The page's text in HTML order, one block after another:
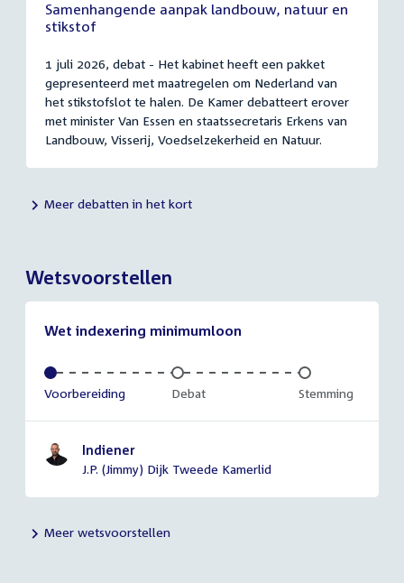
Samenhangende aanpak landbouw, natuur en
stikstof
1 juli 2026, debat - Het kabinet heeft een pakket
gepresenteerd met maatregelen om Nederland van
het stikstofslot te halen. De Kamer debatteert erover
met minister Van Essen en staatssecretaris Erkens van
Landbouw, Visserij, Voedselzekerheid en Natuur.
Meer debatten in het kort
Wetsvoorstellen
Wet indexering minimumloon
Voltooid:
Voorbereiding Onvoltooid:
Debat Onvoltooid:
Stemming
Indiener
J.P. (Jimmy) Dijk Tweede Kamerlid
Meer wetsvoorstellen